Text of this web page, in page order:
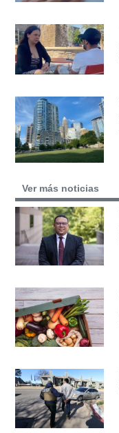
Ver más noticias